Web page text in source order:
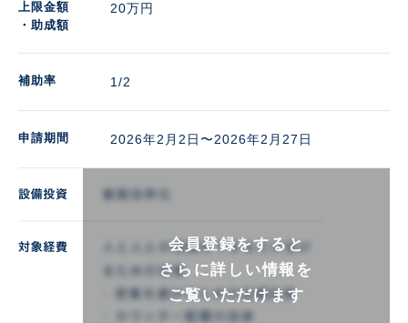
上限金額
・助成額
20万円
補助率 1/2
申請期間 2026年2月2日〜2026年2月27日
会員登録をすると
さらに詳しい情報を
ご覧いただけます